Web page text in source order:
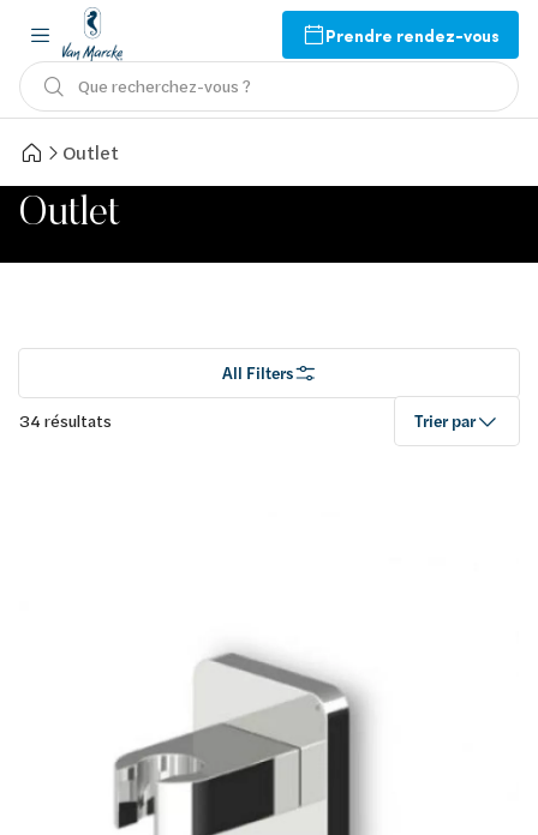
Prendre rendez-vous
Que recherchez-vous ?
Outlet
Outlet
All Filters
34 résultats Trier par